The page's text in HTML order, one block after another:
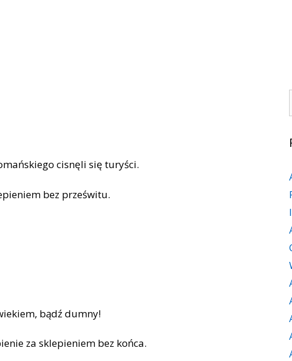
cisnęli się turyści.
bez prześwitu.
bądź dumny!
za sklepieniem bez końca.